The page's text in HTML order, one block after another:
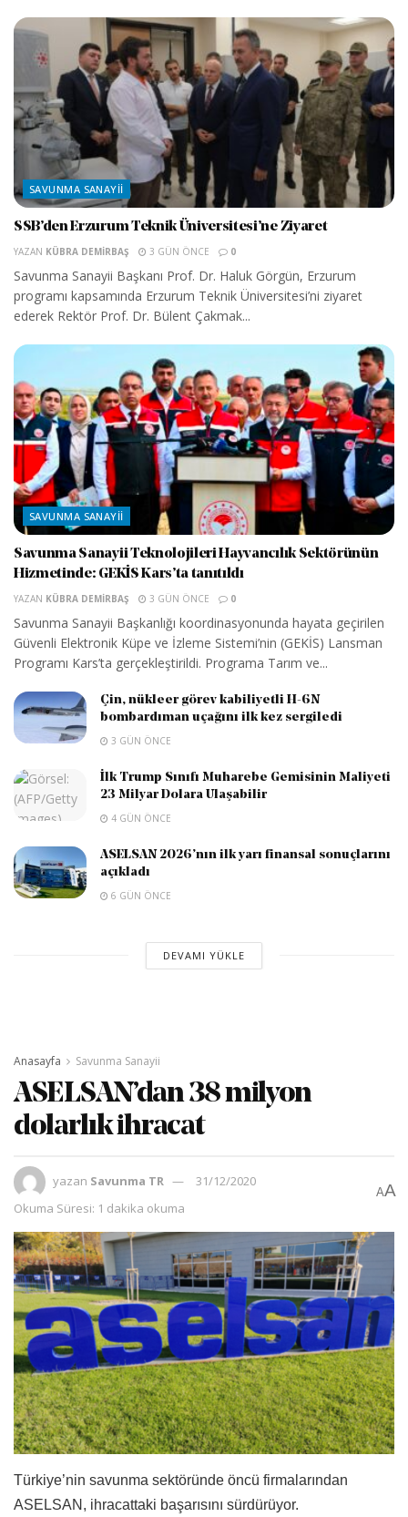
SAVUNMA SANAYII
SSB’den Erzurum Teknik Üniversitesi’ne Ziyaret
YAZAN KÜBRA DEMIRBAŞ 3 GÜN ÖNCE 0
Savunma Sanayii Başkanı Prof. Dr. Haluk Görgün, Erzurum
programı kapsamında Erzurum Teknik Üniversitesi’ni ziyaret
ederek Rektör Prof. Dr. Bülent Çakmak...
SAVUNMA SANAYII
Savunma Sanayii Teknolojileri Hayvancılık Sektörünün
Hizmetinde: GEKİS Kars’ta tanıtıldı
YAZAN KÜBRA DEMIRBAŞ 3 GÜN ÖNCE 0
Savunma Sanayii Başkanlığı koordinasyonunda hayata geçirilen
Güvenli Elektronik Küpe ve İzleme Sistemi’nin (GEKİS) Lansman
Programı Kars’ta gerçekleştirildi. Programa Tarım ve...
Çin, nükleer görev kabiliyetli H-6N
bombardıman uçağını ilk kez sergiledi
3 GÜN ÖNCE
İlk Trump Sınıfı Muharebe Gemisinin Maliyeti
23 Milyar Dolara Ulaşabilir
4 GÜN ÖNCE
ASELSAN 2026’nın ilk yarı finansal sonuçlarını
açıkladı
6 GÜN ÖNCE
DEVAMI YÜKLE
Anasayfa Savunma Sanayii
ASELSAN’dan 38 milyon
dolarlık ihracat
yazan Savunma TR
31/12/2020
Okuma Süresi: 1 dakika okuma
AA
Türkiye’nin savunma sektöründe öncü firmalarından
ASELSAN, ihracattaki başarısını sürdürüyor.